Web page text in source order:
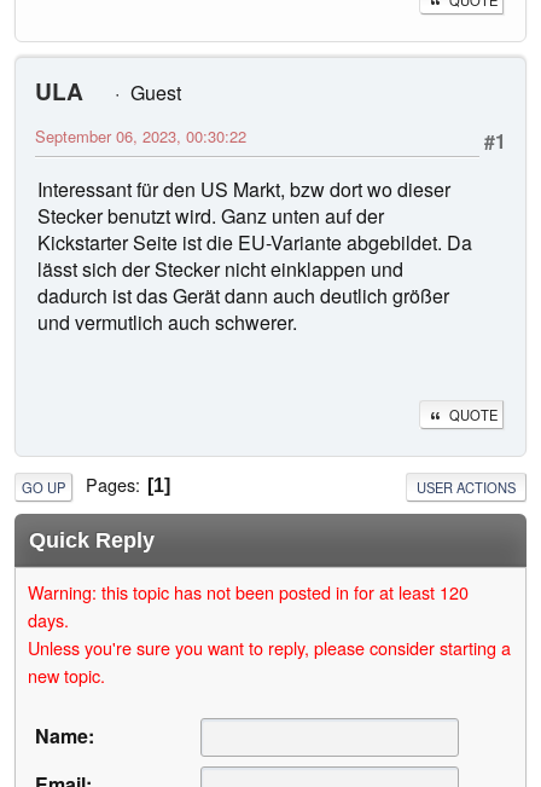
ULA
Guest
#1
September 06, 2023, 00:30:22
Interessant für den US Markt, bzw dort wo dieser
Stecker benutzt wird. Ganz unten auf der
Kickstarter Seite ist die EU-Variante abgebildet. Da
lässt sich der Stecker nicht einklappen und
dadurch ist das Gerät dann auch deutlich größer
und vermutlich auch schwerer.
QUOTE
GO UP Pages 1 USER ACTIONS
Quick Reply
Warning: this topic has not been posted in for at least 120
days.
Unless you're sure you want to reply, please consider starting a
new topic.
Name: